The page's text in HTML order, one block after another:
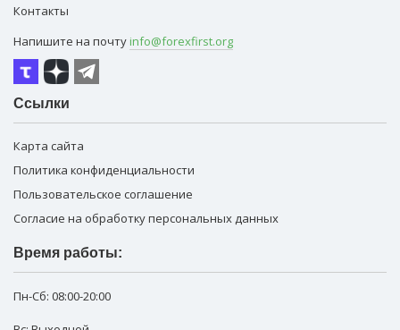
Контакты
Напишите на почту info@forexfirst.org
Ссылки
Карта сайта
Политика конфиденциальности
Пользовательское соглашение
Согласие на обработку персональных данных
Время работы:
Пн-Сб: 08:00-20:00